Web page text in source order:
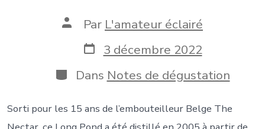
Auteur
publication
Par L'amateur éclairé
Date
de
publication
3 décembre 2022
Catégories
Dans Notes de dégustation
Sorti pour les 15 ans de l’embouteilleur Belge The